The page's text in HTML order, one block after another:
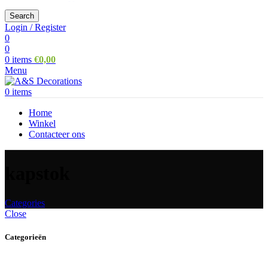
Search
Login / Register
0
0
0 items €0,00
Menu
0 items
Home
Winkel
Contacteer ons
Categories
Close
Categorieën